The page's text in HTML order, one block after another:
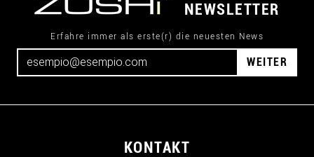
NEWSLETTER
Erfahre immer als erste(r) die neuesten News
WEITER
KONTAKT